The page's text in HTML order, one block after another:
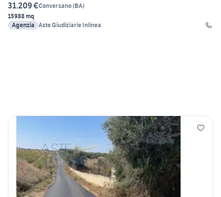
31.209 €Conversano(BA)
15988 mq
Agenzia Aste Giudiziarie Inlinea